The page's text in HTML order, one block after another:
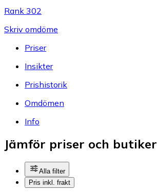
Rank 302
Skriv omdöme
Priser
Insikter
Prishistorik
Omdömen
Info
Jämför priser och butiker
Alla filter
Pris inkl. frakt